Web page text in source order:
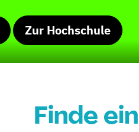
Zur Hochschule
Finde